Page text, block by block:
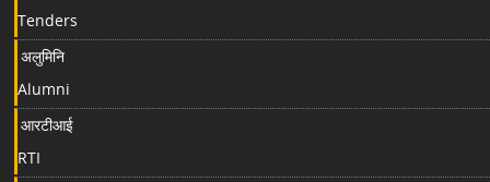
Tenders
अलुमिनि
Alumni
आरटीआई
RTI